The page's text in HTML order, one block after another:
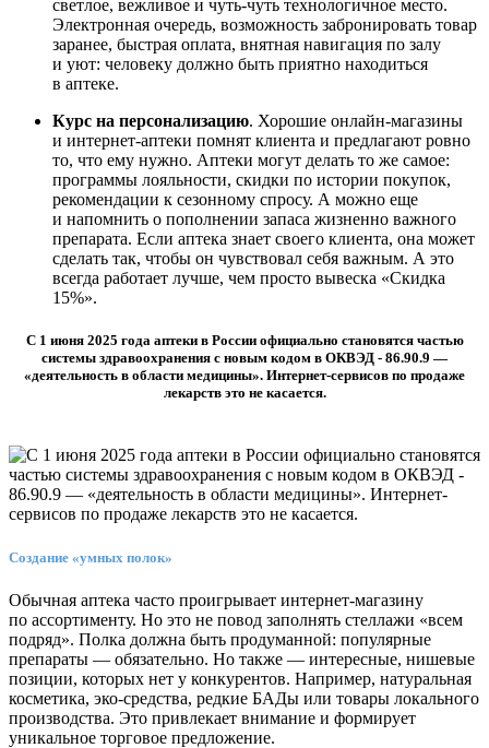
светлое, вежливое и чуть-чуть технологичное место.
Электронная очередь, возможность забронировать товар
заранее, быстрая оплата, внятная навигация по залу
и уют: человеку должно быть приятно находиться
в аптеке.
Курс на персонализацию. Хорошие онлайн-магазины
и интернет-аптеки помнят клиента и предлагают ровно
то, что ему нужно. Аптеки могут делать то же самое:
программы лояльности, скидки по истории покупок,
рекомендации к сезонному спросу. А можно еще
и напомнить о пополнении запаса жизненно важного
препарата. Если аптека знает своего клиента, она может
сделать так, чтобы он чувствовал себя важным. А это
всегда работает лучше, чем просто вывеска «Скидка
15%».
С 1 июня 2025 года аптеки в России официально становятся частью
системы здравоохранения с новым кодом в ОКВЭД - 86.90.9 —
«деятельность в области медицины». Интернет-сервисов по продаже
лекарств это не касается.
Создание «умных полок»
Обычная аптека часто проигрывает интернет-магазину
по ассортименту. Но это не повод заполнять стеллажи «всем
подряд». Полка должна быть продуманной: популярные
препараты — обязательно. Но также — интересные, нишевые
позиции, которых нет у конкурентов. Например, натуральная
косметика, эко-средства, редкие БАДы или товары локального
производства. Это привлекает внимание и формирует
уникальное торговое предложение.